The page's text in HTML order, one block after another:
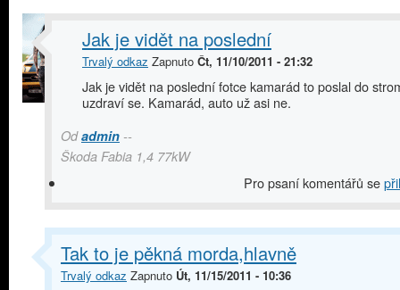
Jak je vidět na poslední
Trvalý odkaz Zapnuto Čt, 11/10/2011 - 21:32
Jak je vidět na poslední fotce kamarád to poslal do
uzdraví se. Kamarád, auto už asi ne.
Odadmin --
Škoda Fabia 1,4 77kW
Pro psaní komentářů se
Tak to je pěkná morda,hlavně
Trvalý odkaz Zapnuto Út, 11/15/2011 - 10:36